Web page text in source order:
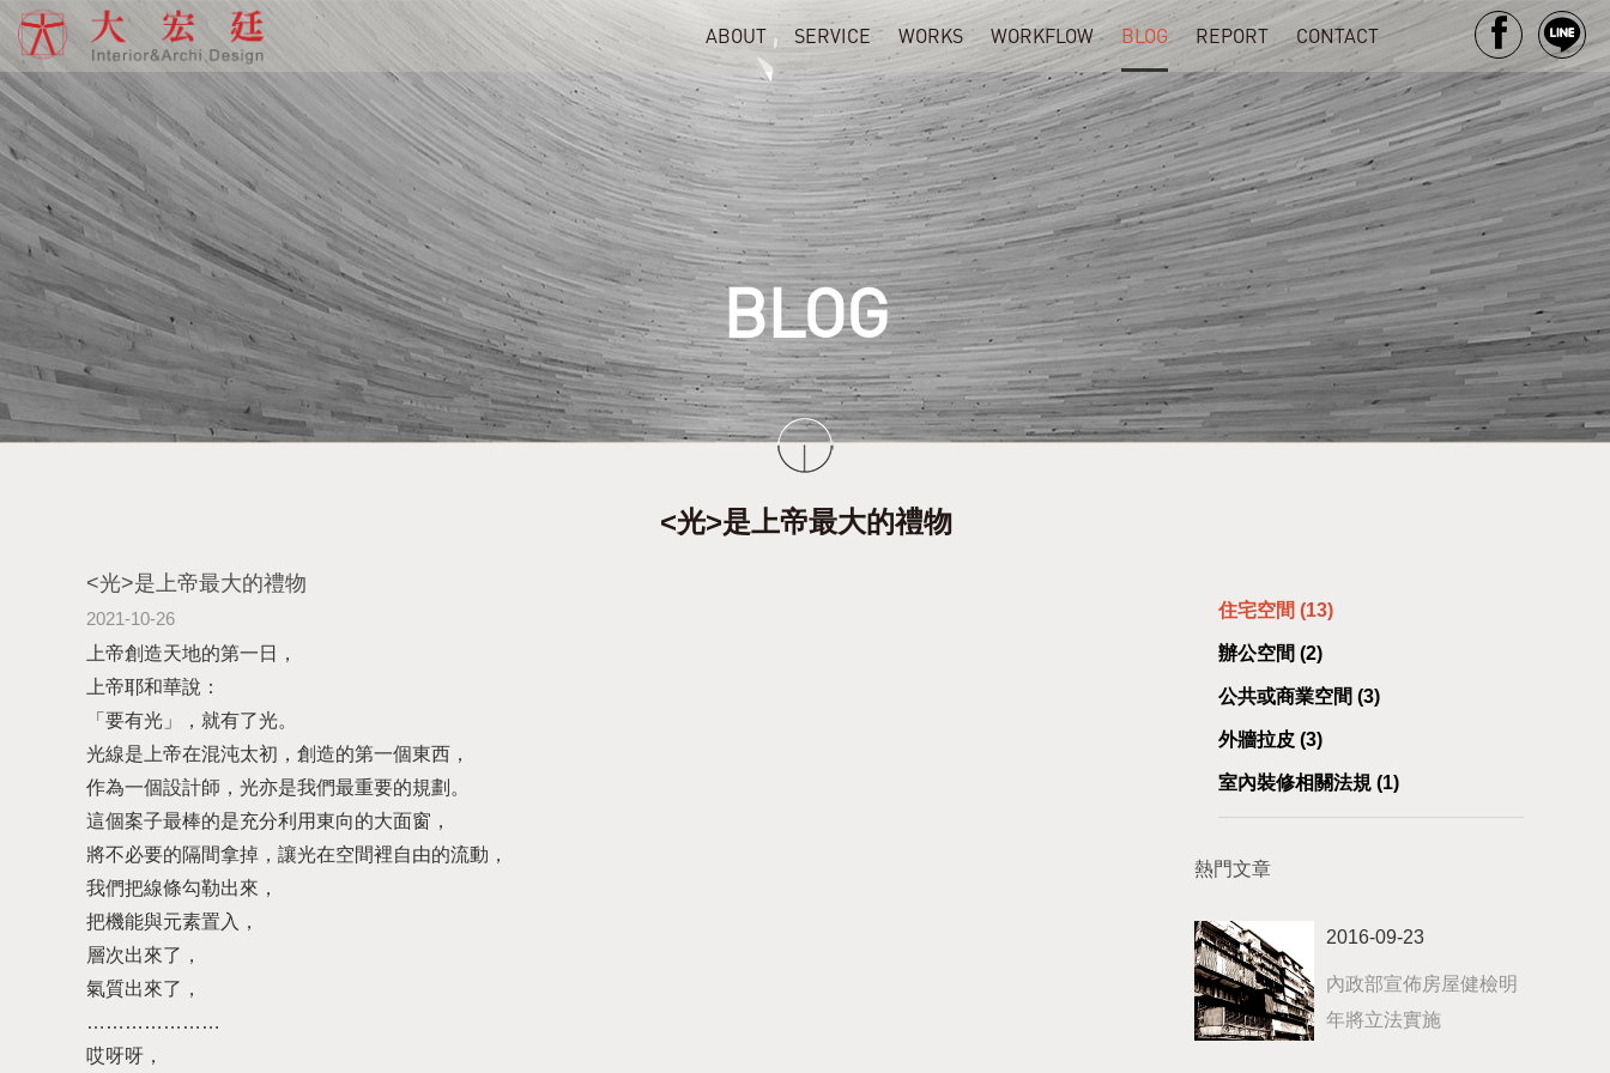
ABOUT SERVICE WORKS WORKFLOW BLOG REPORT CONTACT
BLOG
<光>是上帝最大的禮物
<光>是上帝最大的禮物
2021-10-26
上帝創造天地的第一日，
上帝耶和華說：
「要有光」，就有了光。
光線是上帝在混沌太初，創造的第一個東西，
作為一個設計師，光亦是我們最重要的規劃。
這個案子最棒的是充分利用東向的大面窗，
將不必要的隔間拿掉，讓光在空間裡自由的流動，
我們把線條勾勒出來，
把機能與元素置入，
層次出來了，
氣質出來了，
…………………
哎呀呀，
住宅空間 (13)
辦公空間 (2)
公共或商業空間 (3)
外牆拉皮 (3)
室內裝修相關法規 (1)
熱門文章
2016-09-23
內政部宣佈房屋健檢明
年將立法實施